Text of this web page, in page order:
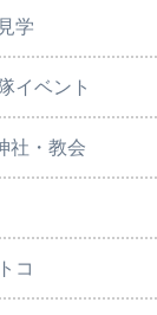
学
イベント
社・教会
コ